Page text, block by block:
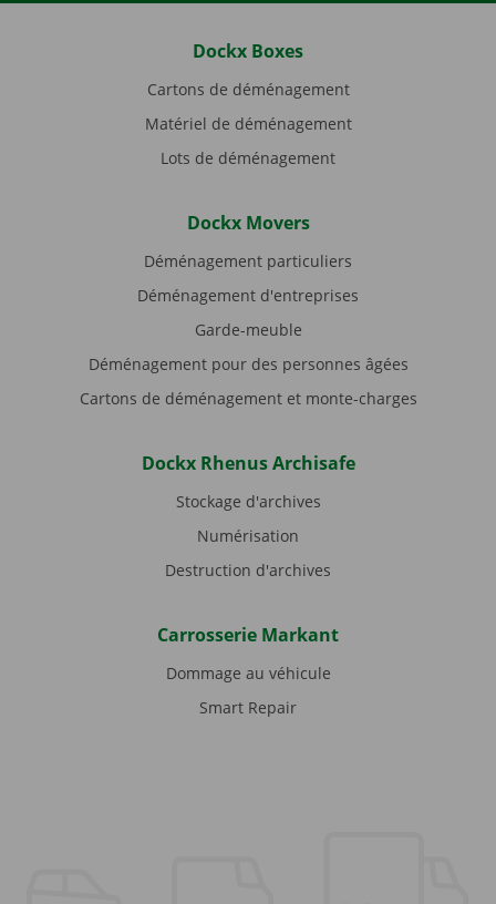
Dockx Boxes
Cartons de déménagement
Matériel de déménagement
Lots de déménagement
Dockx Movers
Déménagement particuliers
Déménagement d'entreprises
Garde-meuble
Déménagement pour des personnes âgées
Cartons de déménagement et monte-charges
Dockx Rhenus Archisafe
Stockage d'archives
Numérisation
Destruction d'archives
Carrosserie Markant
Dommage au véhicule
Smart Repair